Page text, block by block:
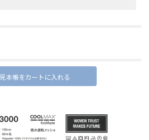
見本帳をカートに入れる